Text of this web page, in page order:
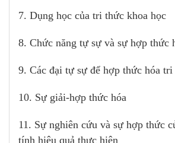
7. Dụng học của tri thức khoa học
8. Chức năng tự sự và sự hợp thức
9. Các đại tự sự để hợp thức hóa
10. Sự giải-hợp thức hóa
11. Sự nghiên cứu và sự hợp thức
tính hiệu quả thực hiện